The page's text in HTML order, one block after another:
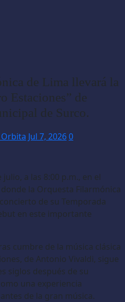
de Lima llevará la
Estaciones” de
de Surco.
Jul 7, 20260
a las 8:00 p.m., en el
la Orquesta Filarmónica
de su Temporada
en este importante
cumbre de la música clásica
de Antonio Vivaldi, sigue
siglos después de su
una experiencia
de la gran música.